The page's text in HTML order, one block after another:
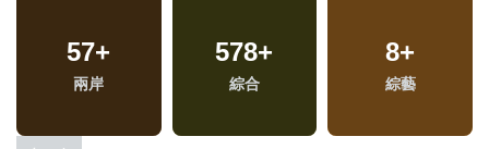
57+
兩岸
578+
綜合
8+
綜藝